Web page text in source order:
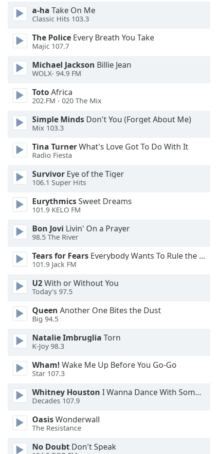
dialog
Escape
window.
Background
Color
Opacity
Caption
Area
Background
Style
Font
a-ha Take On Me
Classic Hits 103.3
The Police Every Breath You Take
Majic 107.7
Michael Jackson Billie Jean
WOLX- 94.9 FM
TotoAfrica
202.FM - 020 The Mix
Simple Minds Don't You (Forget About Me)
Mix 103.3
Tina TurnerWhat's Love Got To Do With It
Radio Fiesta
Survivor Eye of the Tiger
106.1 Super Hits
EurythmicsSweet Dreams
101.9 KELO FM
Bon Jovi Livin' On a Prayer
98.5 The River
Tears for Fears Everybody Wants To Rule the World
101.9 Jack FM
U2With or Without You
Today’s 97.5
Queen Another One Bites the Dust
Big 94.5
Natalie Imbruglia Torn
K-Joy 98.3
Wham! Wake Me Up Before You Go-Go
Star 107.3
Whitney Houston I Wanna Dance With Somebody
Decades 107.9
OasisWonderwall
The Resistance
No Doubt Don't Speak